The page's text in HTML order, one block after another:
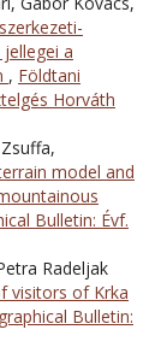
a
, Földtani
Horváth
model and
Bulletin: Évf.
Radeljak
visitors of Krka
Bulletin: